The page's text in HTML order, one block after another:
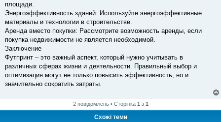
площади.
Энергоэффективность зданий: Используйте энергоэффективные
материалы и технологии в строительстве.
Аренда вместо покупки: Рассмотрите возможность аренды, если
покупка недвижимости не является необходимой.
Заключение
Футпринт – это важный аспект, который нужно учитывать в
различных сферах жизни и деятельности. Правильный выбор и
оптимизация могут не только повысить эффективность, но и
значительно сократить затраты.
2 повідомлень • Сторінка 1 з 1
Схожі теми